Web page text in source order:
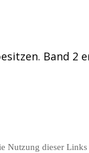
Band
dieser